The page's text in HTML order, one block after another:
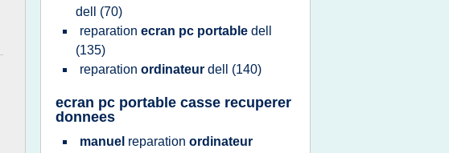
dell (70)
reparation ecran pc portable dell
(135)
reparation ordinateur dell (140)
ecran pc portable casse recuperer
donnees
manuel reparation ordinateur